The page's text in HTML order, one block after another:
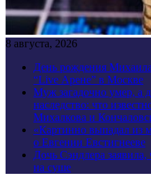
8 августа, 2026
День рождения
“Live Арене” в Москве
Муж загадочно умер, а
наследство: что
Михалкова и
«Картинно выпадал из
о Евгении Евстигнееве
Дочь Сэндлера
на суше